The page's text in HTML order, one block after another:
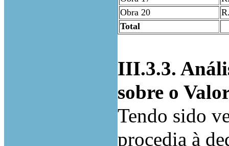
Obra 20
Total
III.3.3.
sobre o
Tendo sido
procedia à